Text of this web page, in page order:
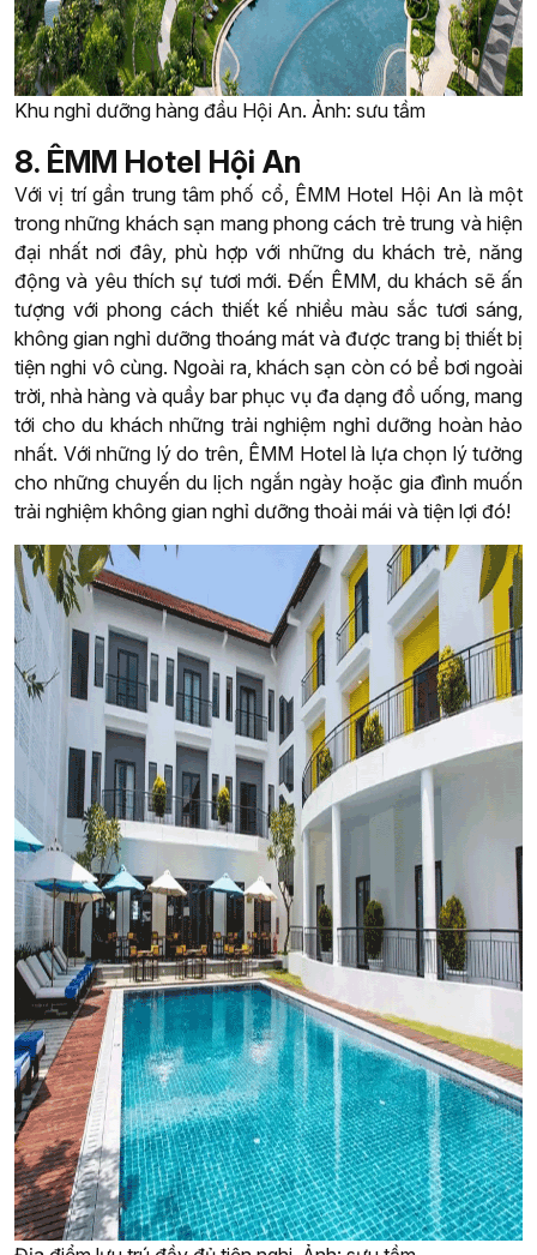
Khu nghỉ dưỡng hàng đầu Hội An. Ảnh: sưu tầm
8. ÊMM Hotel Hội An
Với vị trí gần trung tâm phố cổ, ÊMM Hotel Hội An là một
trong những khách sạn mang phong cách trẻ trung và hiện
đại nhất nơi đây, phù hợp với những du khách trẻ, năng
động và yêu thích sự tươi mới. Đến ÊMM, du khách sẽ ấn
tượng với phong cách thiết kế nhiều màu sắc tươi sáng,
không gian nghỉ dưỡng thoáng mát và được trang bị thiết bị
tiện nghi vô cùng. Ngoài ra, khách sạn còn có bể bơi ngoài
trời, nhà hàng và quầy bar phục vụ đa dạng đồ uống, mang
tới cho du khách những trải nghiệm nghỉ dưỡng hoàn hảo
nhất. Với những lý do trên, ÊMM Hotel là lựa chọn lý tưởng
cho những chuyến du lịch ngắn ngày hoặc gia đình muốn
trải nghiệm không gian nghỉ dưỡng thoải mái và tiện lợi đó!